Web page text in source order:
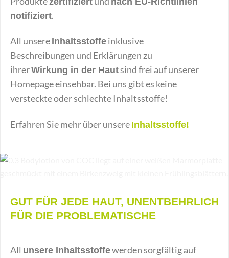
notifiziert.
All unsere Inhaltsstoffe inklusive
Beschreibungen und Erklärungen zu
ihrerWirkung in der Hautsind frei auf unserer
Homepage einsehbar. Bei uns gibt es keine
versteckte oder schlechte Inhaltsstoffe!
Erfahren Sie mehr über unsere Inhaltsstoffe!
GUT FÜR JEDE HAUT, UNENTBEHRLICH
FÜR DIE PROBLEMATISCHE
All unsere Inhaltsstoffewerden sorgfältig auf